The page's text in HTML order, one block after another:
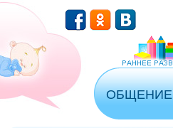
Перейти к основному содержанию
ОБЩЕНИЕ